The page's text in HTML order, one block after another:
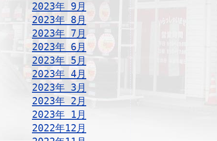
2023年 9月
2023年 8月
2023年 7月
2023年 6月
2023年 5月
2023年 4月
2023年 3月
2023年 2月
2023年 1月
2022年12月